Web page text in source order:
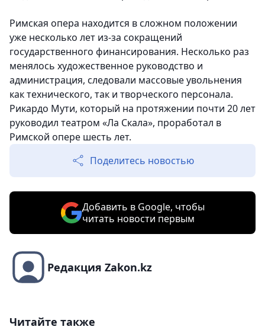
Римская опера находится в сложном положении
уже несколько лет из-за сокращений
государственного финансирования. Несколько раз
менялось художественное руководство и
администрация, следовали массовые увольнения
как технического, так и творческого персонала.
Рикардо Мути, который на протяжении почти 20 лет
руководил театром «Ла Скала», проработал в
Римской опере шесть лет.
Поделитесь новостью
Добавить в Google, чтобы
читать новости первым
Редакция Zakon.kz
Читайте также